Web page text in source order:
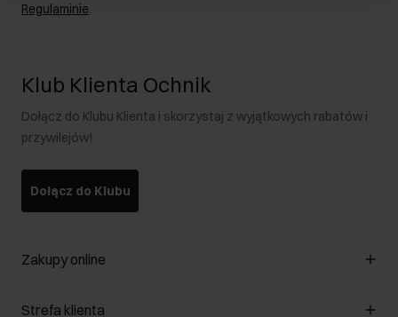
Regulaminie.
Klub Klienta Ochnik
Dołącz do Klubu Klienta i skorzystaj z wyjątkowych rabatów i
przywilejów!
Dołącz do Klubu
Zakupy online
Zarządzaj cookies
Strefa klienta